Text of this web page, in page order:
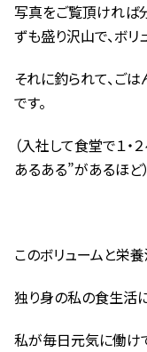
写真をご覧頂ければ
ずも盛り沢山で、ボリ
それに釣られて、ご
です。
（入社して食堂で１
あるある”があるほど）
このボリュームと栄
独り身の私の食生活
私が毎日元気に働け